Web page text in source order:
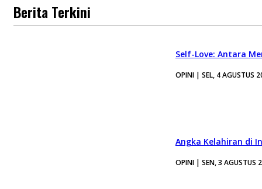
Berita Terkini
Self-Love: Antara
OPINI | SEL, 4 AGUSTUS
Angka Kelahiran di
OPINI | SEN, 3 AGUSTUS